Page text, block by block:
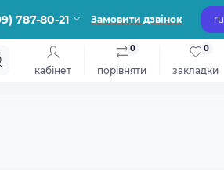
787-80-21 Замовити дзвінок ru
кабінет порівняти
0
закладки
0